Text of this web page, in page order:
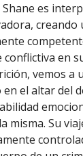
es
en
vemos a
el altar del
misma. Su